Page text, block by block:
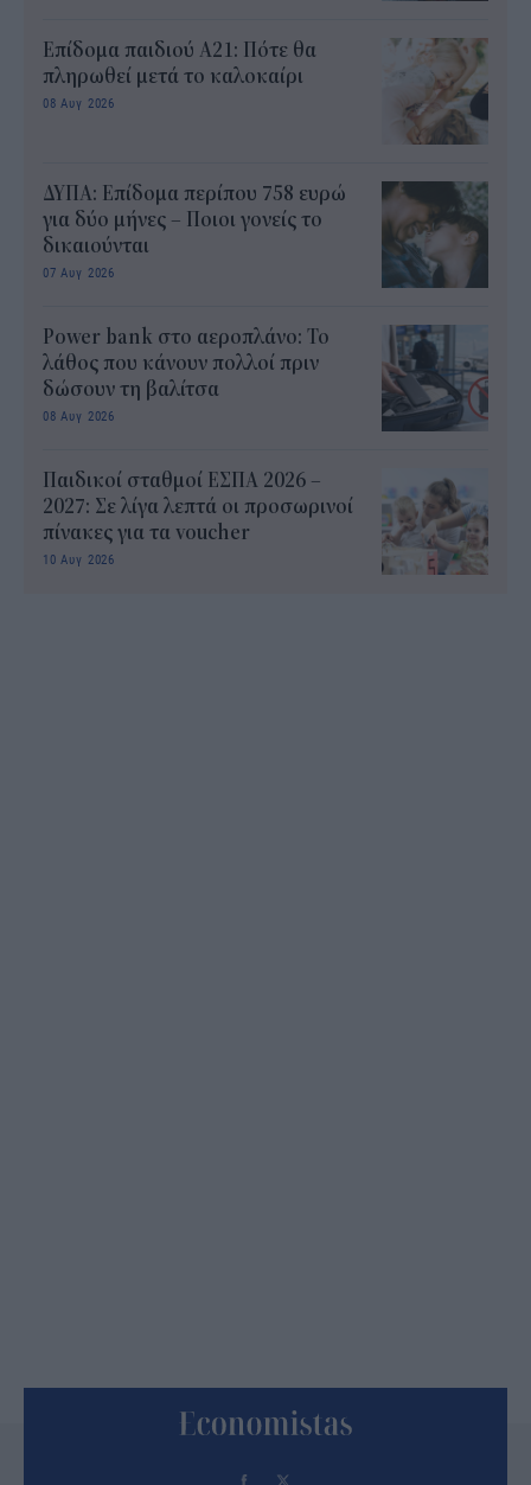
Επίδομα παιδιού Α21: Πότε θα
πληρωθεί μετά το καλοκαίρι
08 Αυγ 2026
ΔΥΠΑ: Επίδομα περίπου 758 ευρώ
για δύο μήνες – Ποιοι γονείς το
δικαιούνται
07 Αυγ 2026
Power bank στο αεροπλάνο: Το
λάθος που κάνουν πολλοί πριν
δώσουν τη βαλίτσα
08 Αυγ 2026
Παιδικοί σταθμοί ΕΣΠΑ 2026 –
2027: Σε λίγα λεπτά οι προσωρινοί
πίνακες για τα voucher
10 Αυγ 2026